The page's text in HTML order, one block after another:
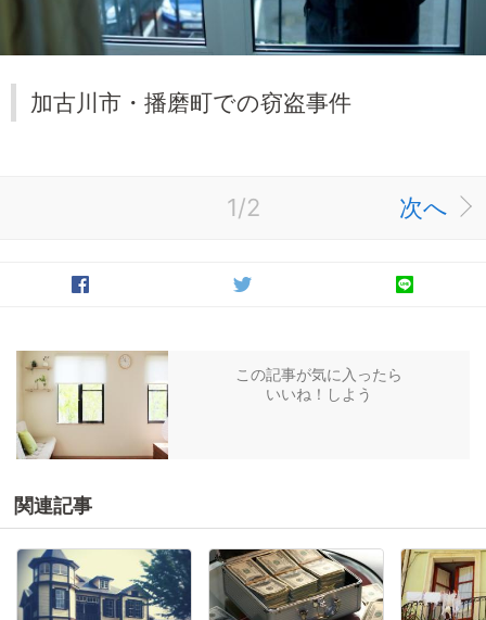
加古川市・播磨町での窃盗事件
1/2 次へ
この記事が気に入ったら
いいね！しよう
関連記事